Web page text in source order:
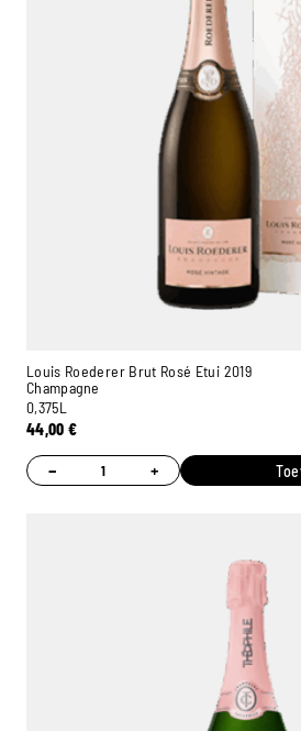
Louis Roederer Brut Rosé Etui 2019
Champagne
0,375L
44,00€
− +